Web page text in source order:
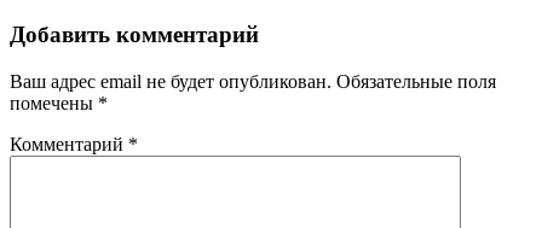
Добавить комментарий
Ваш адрес email не будет опубликован. Обязательные поля
помечены *
Комментарий *